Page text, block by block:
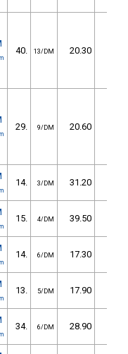
40. 13/DM 20.30
29. 9/DM 20.60
14. 3/DM 31.20
15. 4/DM 39.50
14. 6/DM 17.30
13. 5/DM 17.90
34. 6/DM 28.90